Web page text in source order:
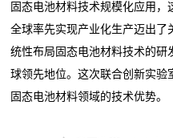
固态电池材料技术规模化应用
全球率先实现产业化生产迈出了
统性布局固态电池材料技术的
球领先地位。这次联合创新实
固态电池材料领域的技术优势。